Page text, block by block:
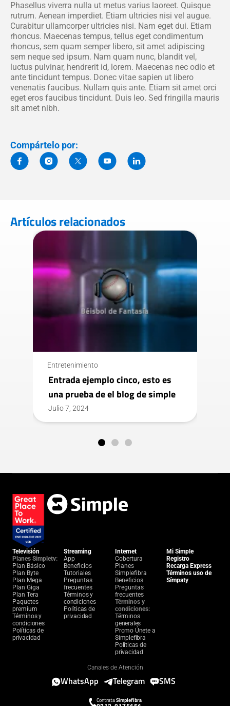
Phasellus viverra nulla ut metus varius laoreet. Quisque
rutrum. Aenean imperdiet. Etiam ultricies nisi vel augue.
Curabitur ullamcorper ultricies nisi. Nam eget dui. Etiam
rhoncus. Maecenas tempus, tellus eget condimentum
rhoncus, sem quam semper libero, sit amet adipiscing
sem neque sed ipsum. Nam quam nunc, blandit vel,
luctus pulvinar, hendrerit id, lorem. Maecenas nec odio et
ante tincidunt tempus. Donec vitae sapien ut libero
venenatis faucibus. Nullam quis ante. Etiam sit amet orci
eget eros faucibus tincidunt. Duis leo. Sed fringilla mauris
sit amet nibh.
Compártelo por:
Artículos relacionados
Entretenimiento
Entrada ejemplo cinco, esto es
una prueba de el blog de simple
Cum sociis natoque penatibus et
magnis dis parturient montes,
nascetur ridiculus mus.
Julio 7, 2024
Televisión
Planes Simpletv:
Plan Básico
Plan Byte
Plan Mega
Plan Giga
Plan Tera
Paquetes
premium
Términos y
condiciones
Políticas de
privacidad
Streaming
App
Beneficios
Tutoriales
Preguntas
frecuentes
Términos y
condiciones
Políticas de
privacidad
Internet
Cobertura
Planes
Simplefibra
Beneficios
Preguntas
frecuentes
Términos y
condiciones:
Términos
generales
Promo Únete a
Simplefibra
Políticas de
privacidad
Mi Simple
Registro
Recarga Express
Términos uso de
Símpaty
Canales de Atención
WhatsApp Telegram SMS
ContrataSimplefibra